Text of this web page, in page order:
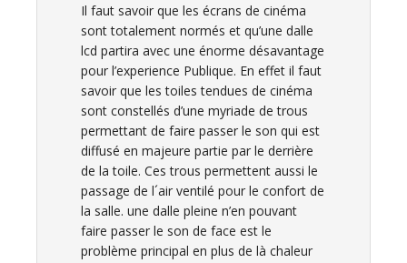
Il faut savoir que les écrans de cinéma
sont totalement normés et qu’une dalle
lcd partira avec une énorme désavantage
pour l’experience Publique. En effet il faut
savoir que les toiles tendues de cinéma
sont constellés d’une myriade de trous
permettant de faire passer le son qui est
diffusé en majeure partie par le derrière
de la toile. Ces trous permettent aussi le
passage de l´air ventilé pour le confort de
la salle. une dalle pleine n’en pouvant
faire passer le son de face est le
problème principal en plus de là chaleur